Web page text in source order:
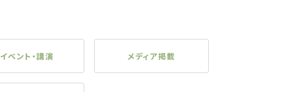
イベント・講演 メディア掲載